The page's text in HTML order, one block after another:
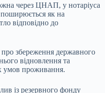
через ЦНАП, у нотаріуса
як на
відповідно до
про збереження державного
відновлення та
умов проживання.
із резервного фонду